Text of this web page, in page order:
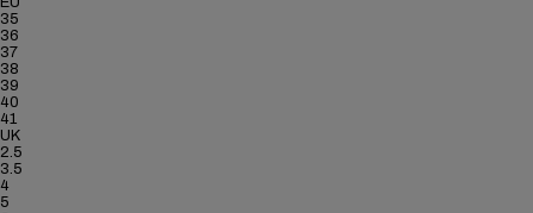
35
36
37
38
39
40
41
UK
2.5
3.5
4
5